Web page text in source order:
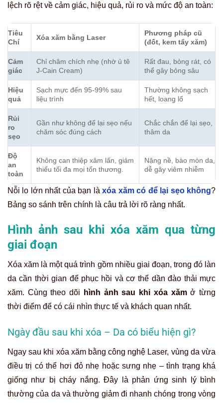
lệch rõ rệt về cảm giác, hiệu quả, rủi ro và mức độ an toàn:
Tiêu
Chí
Xóa xăm bằng Laser
Phương pháp cũ
(đốt, kem tẩy xăm)
Cảm
giác
Chỉ châm chích nhẹ (nhờ ủ tê
J-Cain Cream)
Rất đau, bỏng rát, có
thể gây bỏng sâu
Hiệu
quả
Sạch mực đến 95-99% sau
liệu trình
Thường không sạch
hết, loang lổ
Rủi
ro
sẹo
Gần như không để lại sẹo nếu
chăm sóc đúng cách
Chắc chắn để lại sẹo,
thâm da
Độ
an
toàn
Không can thiệp xâm lấn, giảm
thiểu tối đa mọi tổn thương.
Nặng nề, bào mòn da,
dễ gây viêm nhiễm
Nỗi lo lớn nhất của bạn là xóa xăm có để lại sẹo không?
Bảng so sánh trên chính là câu trả lời rõ ràng nhất.
Hình ảnh sau khi xóa xăm qua từng
giai đoạn
Xóa xăm là một quá trình gồm nhiều giai đoạn, trong đó làn
da cần thời gian để phục hồi và cơ thể dần đào thải mực
xăm. Cùng theo dõi
hình ảnh sau khi xóa xămở từng
thời điểm để có cái nhìn thực tế và khách quan nhất.
Ngày đầu sau khi xóa – Da có biểu hiện gì?
Ngay sau khi xóa xăm bằng công nghệ Laser, vùng da vừa
điều trị có thể hơi đỏ nhẹ hoặc sưng nhẹ – tình trạng khá
giống như bị cháy nắng. Đây là phản ứng sinh lý bình
thường của da và thường giảm đi nhanh chóng trong vòng